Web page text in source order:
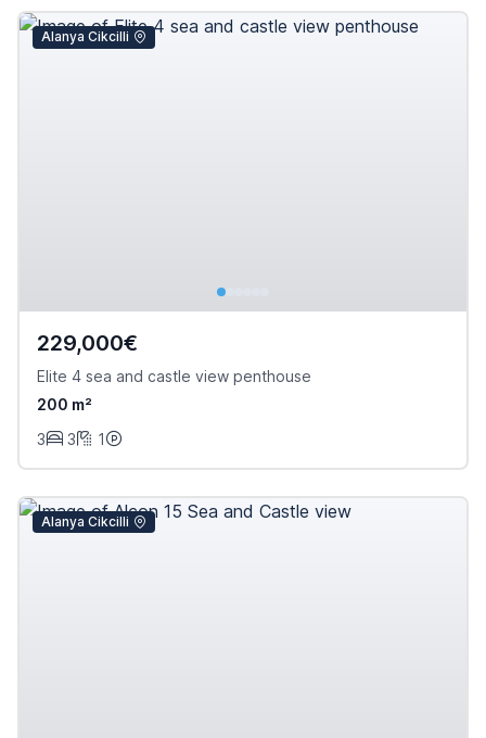
Alanya Cikcilli
229,000€
Elite 4 sea and castle view penthouse
200 m²
3
3 1
Alanya Cikcilli